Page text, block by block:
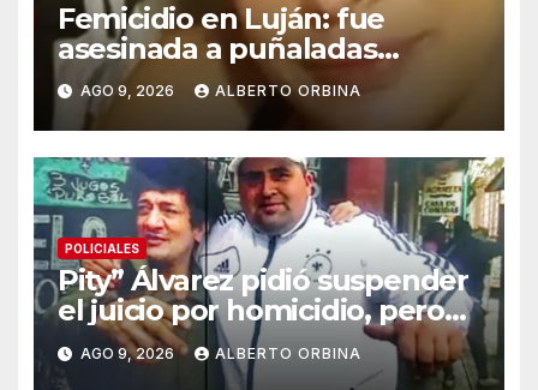
Femicidio en Luján: fue
asesinada a puñaladas
delante de sus tres hijos y
detuvieron a su ex pareja
AGO 9, 2026 ALBERTO ORBINA
POLICIALES
Pity” Álvarez pidió suspender
el juicio por homicidio, pero
arranca igual porque “no
pone en riesgo su salud
AGO 9, 2026 ALBERTO ORBINA